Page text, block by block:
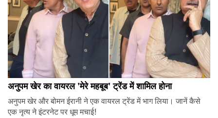
अनुपम खेर का वायरल 'मेरे महबूब' ट्रेंड में शामिल होना
अनुपम खेर और बोमन ईरानी ने एक वायरल ट्रेंड में भाग लिया। जानें कैसे
एक नृत्य ने इंटरनेट पर धूम मचाई!